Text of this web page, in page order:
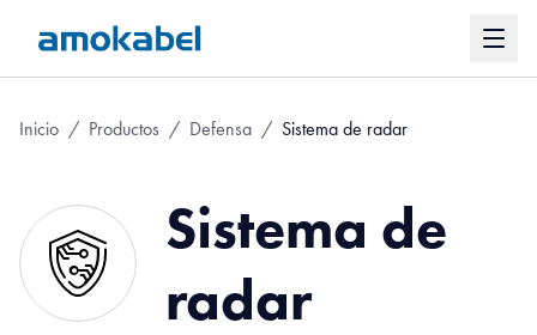
Inicio / Productos / Defensa / Sistema de radar
Sistema de
radar